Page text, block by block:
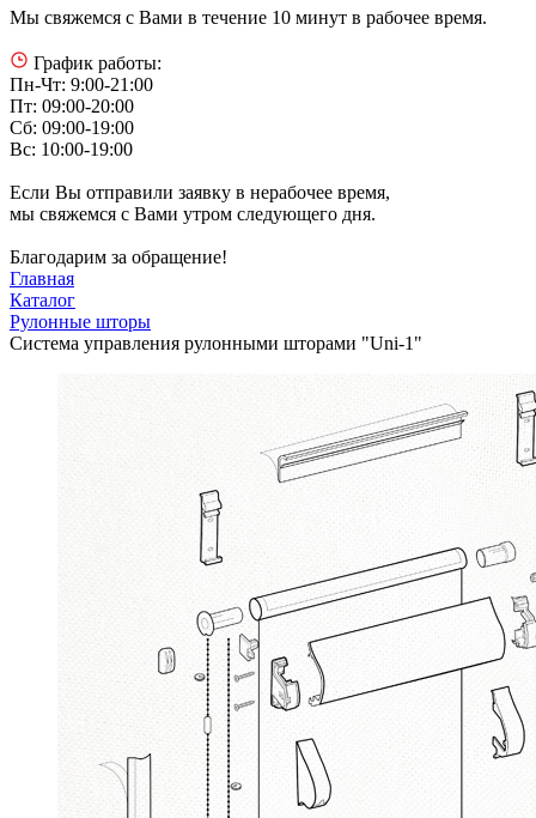
Мы свяжемся с Вами в течение 10 минут в рабочее время.
График работы:
Пн-Чт: 9:00-21:00
Пт: 09:00-20:00
Сб: 09:00-19:00
Вс: 10:00-19:00
Если Вы отправили заявку в нерабочее время,
мы свяжемся с Вами утром следующего дня.
Благодарим за обращение!
Главная
Каталог
Рулонные шторы
Система управления рулонными шторами "Uni-1"